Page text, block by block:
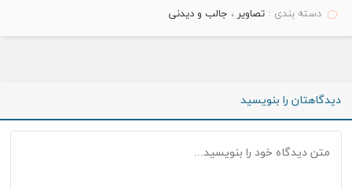
دسته بندی :تصاویر ، جالب و دیدنی
دیدگاهتان را بنویسید